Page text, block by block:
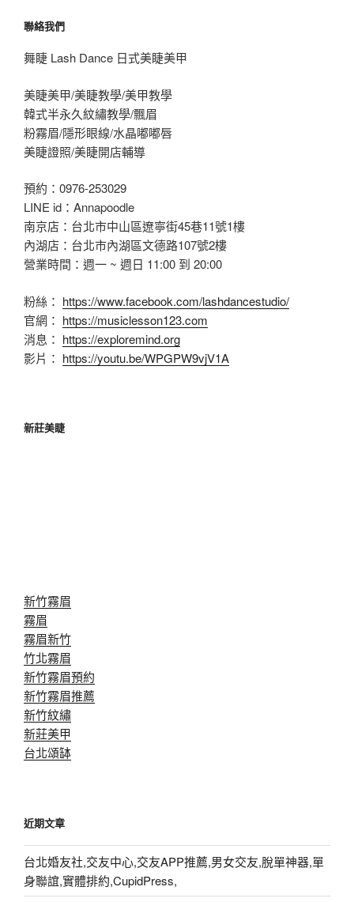
聯絡我們
舞睫 Lash Dance 日式美睫美甲
美睫美甲/美睫教學/美甲教學
韓式半永久紋繡教學/飄眉
粉霧眉/隱形眼線/水晶嘟嘟唇
美睫證照/美睫開店輔導
預約：0976-253029
LINE id：Annapoodle
南京店：台北市中山區遼寧街45巷11號1樓
內湖店：台北市內湖區文德路107號2樓
營業時間：週一 ~ 週日 11:00 到 20:00
粉絲： https://www.facebook.com/lashdancestudio/
官網： https://musiclesson123.com
消息： https://exploremind.org
影片： https://youtu.be/WPGPW9vjV1A
新莊美睫
新竹霧眉
霧眉
霧眉新竹
竹北霧眉
新竹霧眉預約
新竹霧眉推薦
新竹紋繡
新莊美甲
台北頌缽
近期文章
台北婚友社,交友中心,交友APP推薦,男女交友,脫單神器,單
身聯誼,實體排約,CupidPress,